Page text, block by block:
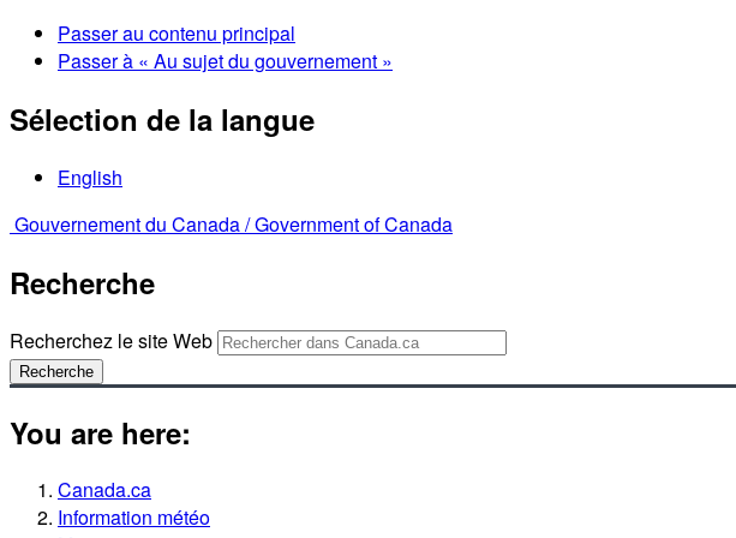
Passer au contenu principal
Passer à « Au sujet du gouvernement »
Sélection de la langue
English
Gouvernement du Canada /Government of Canada
Recherche
Recherchez le site Web
Recherche
You are here:
Canada.ca
Information météo